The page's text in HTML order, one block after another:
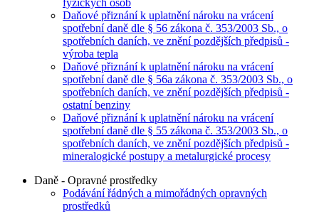
fyzických osob
Daňové přiznání k uplatnění nároku na vrácení
spotřební daně dle § 56 zákona č. 353/2003 Sb., o
spotřebních daních, ve znění pozdějších předpisů -
výroba tepla
Daňové přiznání k uplatnění nároku na vrácení
spotřební daně dle § 56a zákona č. 353/2003 Sb., o
spotřebních daních, ve znění pozdějších předpisů -
ostatní benziny
Daňové přiznání k uplatnění nároku na vrácení
spotřební daně dle § 55 zákona č. 353/2003 Sb., o
spotřebních daních, ve znění pozdějších předpisů -
mineralogické postupy a metalurgické procesy
Daně - Opravné prostředky
Podávání řádných a mimořádných opravných
prostředků